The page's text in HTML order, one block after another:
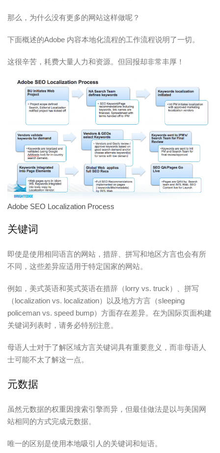
那么，为什么没有更多的网站这样做呢？
下面概述的Adobe 内容本地化流程的工作流程说明了一切。
这很辛苦，耗费大量人力和资源。但回报却非常丰厚！
Adobe SEO Localization Process
关键词
即使是使用相同语言的网站，措辞、拼写和地区方言也会有所
不同，这些差异应适用于特定国家的网站。
例如，美式英语和英式英语在措辞（lorry vs. truck）、拼写
（localization vs. localization）以及地方方言（sleeping
policeman vs. speed bump）方面存在差异。在为国际页面构建
关键词列表时，请务必特别注意。
母语人士对于了解区域方言关键词具有重要意义，而非母语人
士可能不太了解这一点。
元数据
虽然元数据的权重因搜索引擎而异，但最佳做法是以与美国网
站相同的方式完成元数据。
唯一的区别是使用本地吸引人的关键词和短语。